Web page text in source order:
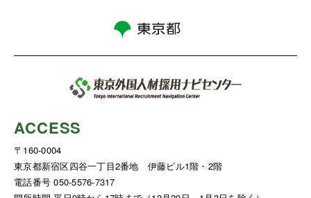
ACCESS
〒160-0004
東京都新宿区四谷一丁目2番地 伊藤ビル1階・2階
電話番号 050-5576-7317